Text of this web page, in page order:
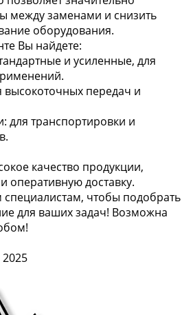
между заменами и снизить
оборудования.
Вы найдете:
и усиленные, для
высокоточных передач и
для транспортировки и
качество продукции,
оперативную доставку.
чтобы подобрать
для ваших задач! Возможна